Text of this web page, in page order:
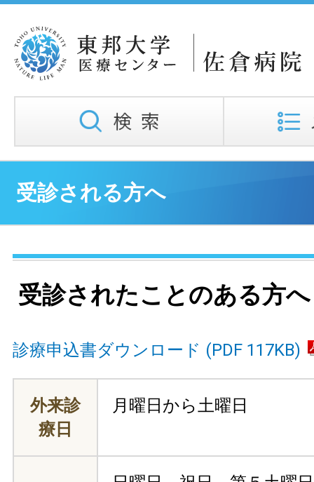
受診される方へ
受診されたことのある方
診療申込書ダウンロード (PDF 117KB)
外来診
療日
月曜日から土曜日